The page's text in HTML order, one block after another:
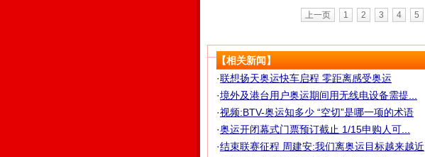
上一页 1 2 3 4 5
【相关新闻】
·联想扬天奥运快车启程 零距离感受奥运
·境外及港台用户奥运期间用无线电设备需提...
·视频:BTV-奥运知多少 “空切”是哪一项的术语
·奥运开闭幕式门票预订截止 1/15申购人可...
·结束联赛征程 周建安:我们离奥运目标越来越近